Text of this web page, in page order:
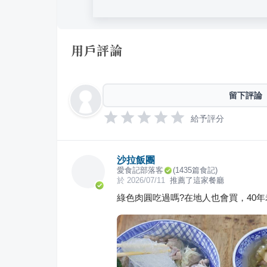
用戶評論
留下評論
給予評分
沙拉飯團
愛食記部落客 (1435篇食記)
於 2026/07/11 推薦了這家餐廳
綠色肉圓吃過嗎?在地人也會買，40